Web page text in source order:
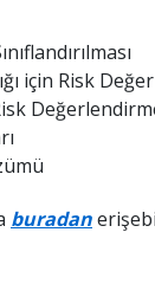
için Risk
buradan